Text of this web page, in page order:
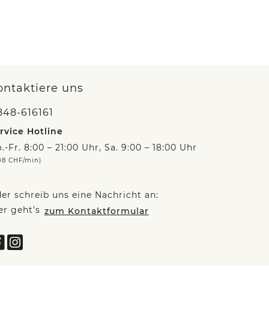
uns
616161
Hotline
Fr. 8:00 – 21:00 Uhr, Sa. 9:00 – 18:00 Uhr
CHF/min)
schreib uns eine Nachricht an:
geht’s zum Kontaktformular